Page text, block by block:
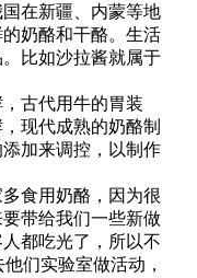
在新疆、内蒙等地
奶酪和干酪。生活
比如沙拉酱就属于
古代用牛的胃装
现代成熟的奶酪制
加来调控，以制作
食用奶酪，因为很
带给我们一些新做
都吃光了，所以不
们实验室做活动，